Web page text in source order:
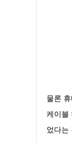
물론
케이블
었다는